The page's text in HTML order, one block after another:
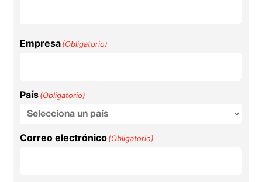
Empresa(Obligatorio)
País(Obligatorio)
Correo electrónico(Obligatorio)